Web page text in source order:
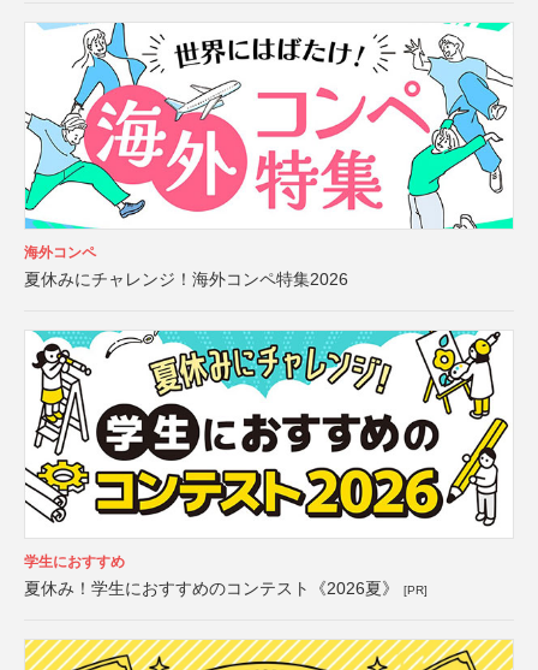
海外コンペ
夏休みにチャレンジ！海外コンペ特集2026
学生におすすめ
夏休み！学生におすすめのコンテスト《2026夏》 [PR]